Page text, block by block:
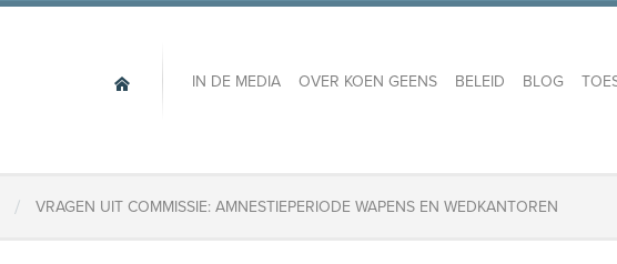
IN DE MEDIA OVER KOEN GEENS BELEID BLOG
/ VRAGEN UIT COMMISSIE: AMNESTIEPERIODE WAPENS EN WEDKANTOREN